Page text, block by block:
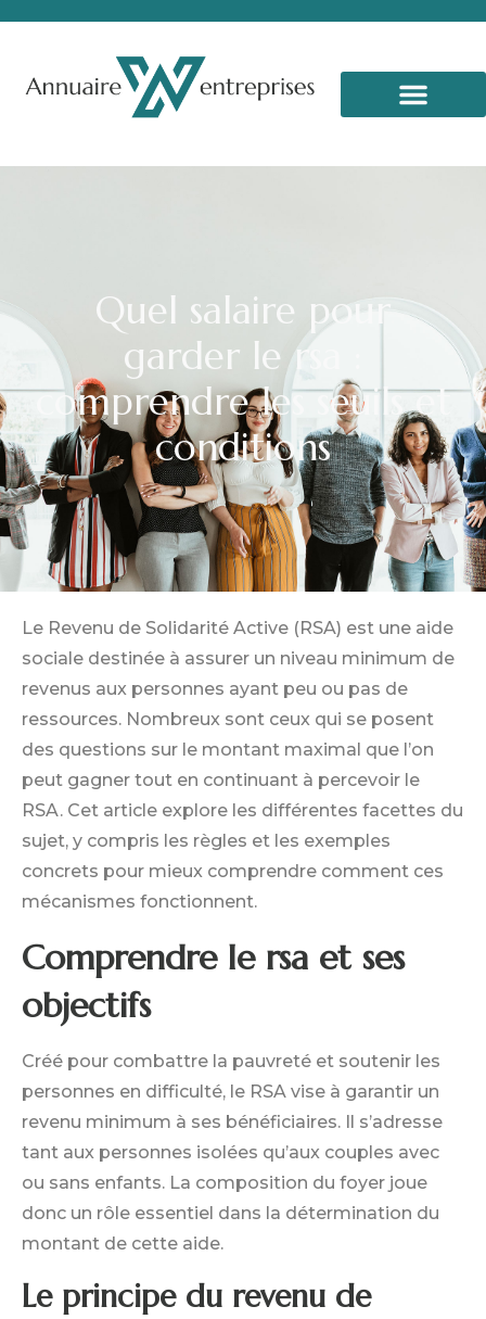
Quel salaire pour
garder le rsa :
comprendre les seuils et
conditions
Le Revenu de Solidarité Active (RSA) est une aide
sociale destinée à assurer un niveau minimum de
revenus aux personnes ayant peu ou pas de
ressources. Nombreux sont ceux qui se posent
des questions sur le montant maximal que l’on
peut gagner tout en continuant à percevoir le
RSA. Cet article explore les différentes facettes du
sujet, y compris les règles et les exemples
concrets pour mieux comprendre comment ces
mécanismes fonctionnent.
Comprendre le rsa et ses
objectifs
Créé pour combattre la pauvreté et soutenir les
personnes en difficulté, le RSA vise à garantir un
revenu minimum à ses bénéficiaires. Il s’adresse
tant aux personnes isolées qu’aux couples avec
ou sans enfants. La composition du foyer joue
donc un rôle essentiel dans la détermination du
montant de cette aide.
Le principe du revenu de